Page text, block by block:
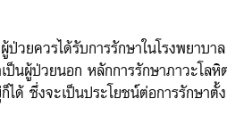
วยควรได้รับการรักษาในโรงพยาบ
นผู้ป่วยนอก หลักการรักษาภาวะโ
ด้ ซึ่งจะเป็นประโยชน์ต่อการรักษา